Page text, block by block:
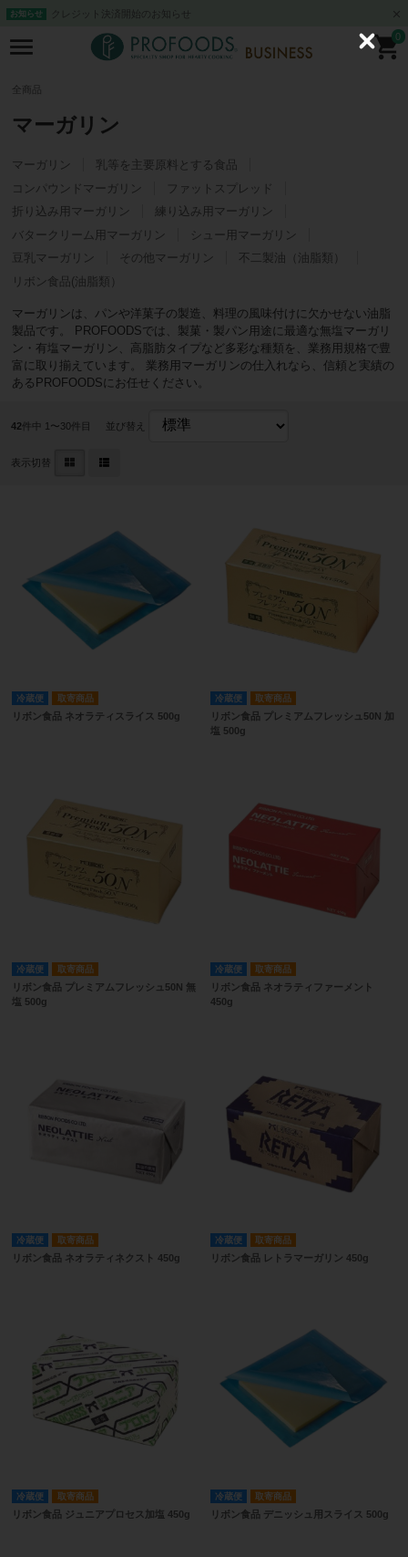
お知らせ クレジット決済開始のお知らせ
0
全商品
マーガリン
マーガリン
乳等を主要原料とする食品
コンパウンドマーガリン
ファットスプレッド
折り込み用マーガリン
練り込み用マーガリン
バタークリーム用マーガリン
シュー用マーガリン
豆乳マーガリン
その他マーガリン
不二製油（油脂類）
リボン食品(油脂類）
マーガリンは、パンや洋菓子の製造、料理の風味付けに欠かせない油脂
製品です。 PROFOODSでは、製菓・製パン用途に最適な無塩マーガリ
ン・有塩マーガリン、高脂肪タイプなど多彩な種類を、業務用規格で豊
富に取り揃えています。 業務用マーガリンの仕入れなら、信頼と実績の
あるPROFOODSにお任せください。
42件中 1〜30件目 並び替え
表示切替
冷蔵便 取寄商品
リボン食品 ネオラティスライス 500g
冷蔵便 取寄商品
リボン食品 プレミアムフレッシュ50N 加
塩 500g
冷蔵便 取寄商品
リボン食品 プレミアムフレッシュ50N 無
塩 500g
冷蔵便 取寄商品
リボン食品 ネオラティファーメント
450g
冷蔵便 取寄商品
リボン食品 ネオラティネクスト 450g
冷蔵便 取寄商品
リボン食品 レトラマーガリン 450g
冷蔵便 取寄商品
リボン食品 ジュニアプロセス加塩 450g
冷蔵便 取寄商品
リボン食品 デニッシュ用スライス 500g
C